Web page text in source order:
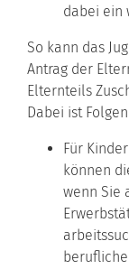
dabei ein
So kann das
Antrag der
Elternteils
Dabei ist
Für
können
wenn Sie